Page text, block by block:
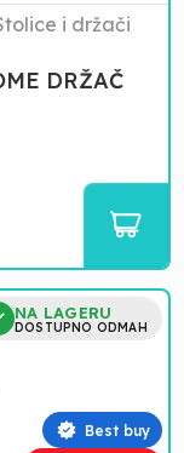
i držači
DRŽAČ
Best buy
NA LAGERU
DOSTUPNO ODMAH